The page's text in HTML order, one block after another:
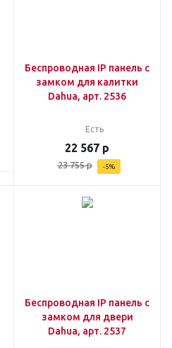
Беспроводная IP панель с
замком для калитки
Dahua, арт. 2536
Есть
22 567 р
23 755р -5%
Беспроводная IP панель с
замком для двери
Dahua, арт. 2537